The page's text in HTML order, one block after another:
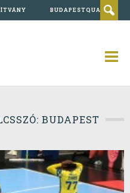
BUDAPESTQUAD
BUDAPEST